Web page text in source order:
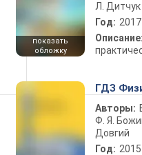
показать
обложку
Л. Дитчук
Год: 2017
Описание:
ГДЗ
Авторы:
Ф. Я.
Довгий
Год: 2015